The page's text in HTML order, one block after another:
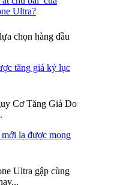
Ultra?
chọn hàng đầu
tăng giá kỷ lục
Cơ Tăng Giá Do
lạ được mong
Ultra gập cùng